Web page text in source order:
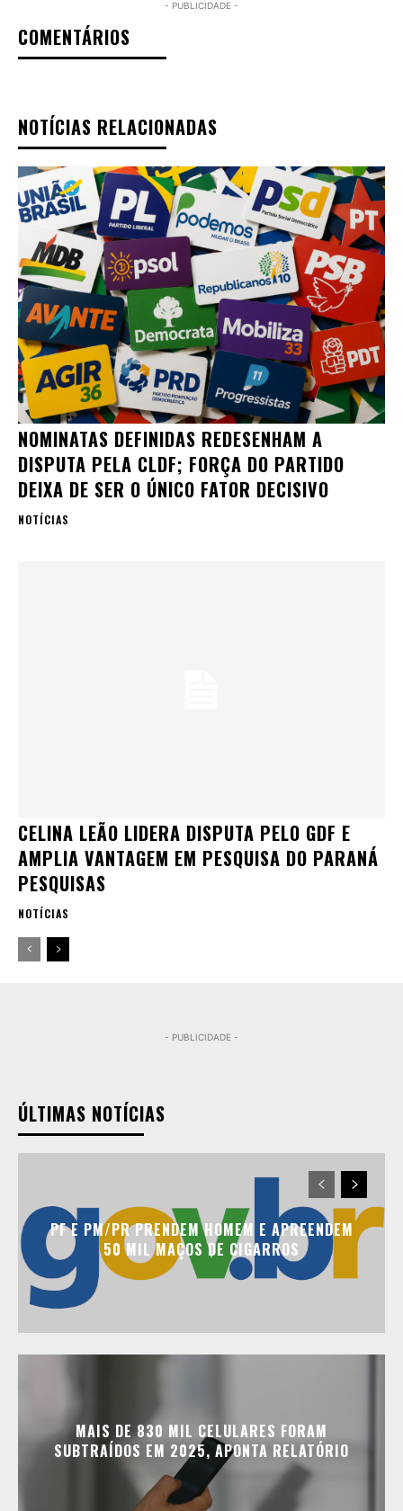
- PUBLICIDADE -
COMENTÁRIOS
NOTÍCIAS RELACIONADAS
NOMINATAS DEFINIDAS REDESENHAM A
DISPUTA PELA CLDF; FORÇA DO PARTIDO
DEIXA DE SER O ÚNICO FATOR DECISIVO
NOTÍCIAS
CELINA LEÃO LIDERA DISPUTA PELO GDF E
AMPLIA VANTAGEM EM PESQUISA DO PARANÁ
PESQUISAS
NOTÍCIAS
- PUBLICIDADE -
ÚLTIMAS NOTÍCIAS
PF E PM/PR PRENDEM HOMEM E APREENDEM
50 MIL MAÇOS DE CIGARROS
MAIS DE 830 MIL CELULARES FORAM
SUBTRAÍDOS EM 2025, APONTA RELATÓRIO